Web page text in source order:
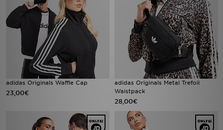
adidas Originals Waffle Cap
23,00€
adidas Originals Metal Trefoil
Waistpack
28,00€